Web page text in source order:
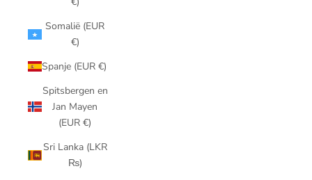
Somalië (EUR
€)
Spanje (EUR €)
Spitsbergen en
Jan Mayen
(EUR €)
Sri Lanka (LKR
₨)